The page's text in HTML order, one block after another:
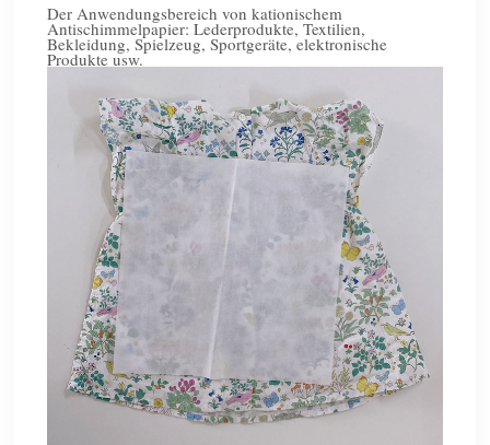
Der Anwendungsbereich von kationischem
Antischimmelpapier: Lederprodukte, Textilien,
Bekleidung, Spielzeug, Sportgeräte, elektronische
Produkte usw.